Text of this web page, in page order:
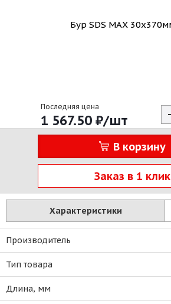
Последняя цена
1 567.50 ₽/шт
В корзину
Заказ в 1 клик
Характеристики
Производитель
Тип товара
Длина, мм